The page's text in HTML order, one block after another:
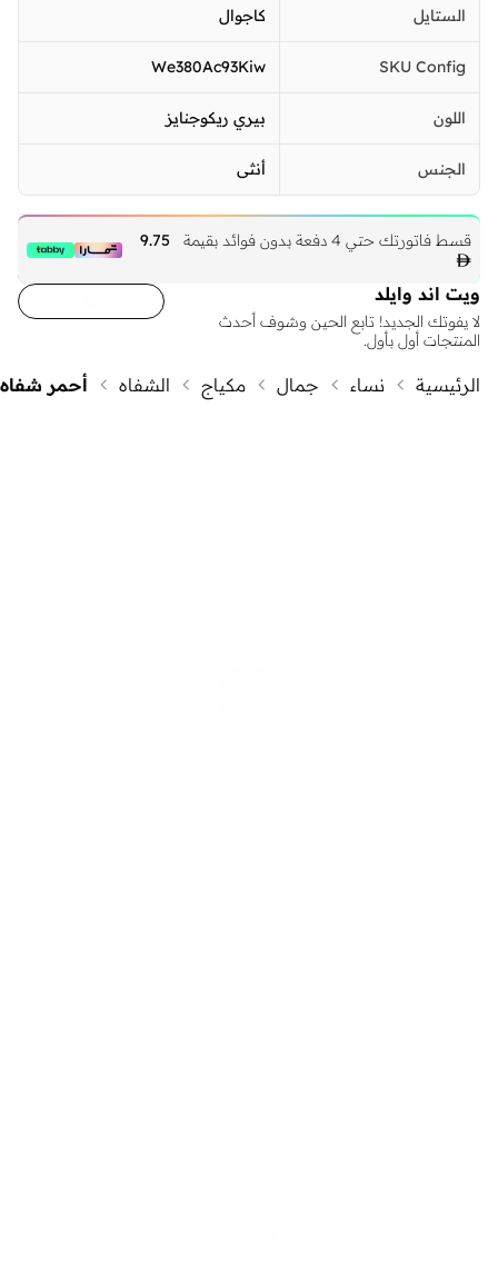
الستايل كاجوال
SKU Config
We380Ac93Kiw
اللون بيري ريكوجنايز
الجنس أنثى
قسط فاتورتك حتي 4 دفعة بدون فوائد بقيمة
9.75

ويت اند وايلد
لا يفوتك الجديد! تابع الحين وشوف أحدث
المنتجات أول بأول.
الرئيسية نساء جمال مكياج الشفاه أحمر شفاه